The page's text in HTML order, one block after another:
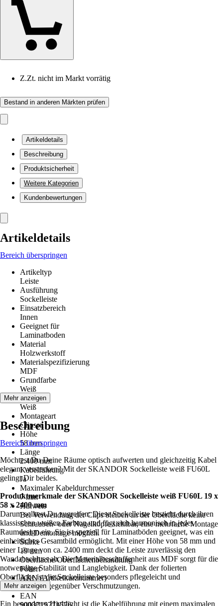
Z.Zt. nicht im Markt vorrätig
Bestand in anderen Märkten prüfen
Artikeldetails
Beschreibung
Produktsicherheit
Weitere Kategorien
Kundenbewertungen
Artikeldetails
Bereich überspringen
Artikeltyp
Leiste
Ausführung
Sockelleiste
Einsatzbereich
Innen
Geeignet für
Laminatboden
Material
Holzwerkstoff
Materialspezifizierung
MDF
Grundfarbe
Weiß
Farbton
Weiß
Montageart
Clipsen
Höhe
58 mm
Länge
2.400 mm
Kabelführung
Ja
Maximaler Kabeldurchmesser
7 mm
Hinweis
Bei Verwendung der Clips bleiben an der Oberfläche keine
Schrauben- oder Nagelköpfe sichtbar, eine mehrfache Montage
und Demontage möglich.
Stärke
19 mm
Oberfläche/Oberflächenbehandlung
Foliert
AKN (Artikelkurznummer)
T6TJ
EAN
Mehr anzeigen
Beschreibung
Bereich überspringen
Möchtest Du Deine Räume optisch aufwerten und gleichzeitig Kabel
elegant verstecken? Mit der SKANDOR Sockelleiste weiß FU60L
gelingt Dir beides.
Produktmerkmale der SKANDOR Sockelleiste weiß FU60L 19 x
58 x 2400 mm
Darum solltest Du zugreifen: Diese Sockelleiste besticht durch ihren
klassischen weißen Farbton und fügt sich harmonisch in jedes
Raumdesign ein. Sie ist speziell für Laminatböden geeignet, was ein
einheitliches Gesamtbild ermöglicht. Mit einer Höhe von 58 mm und
einer Länge von ca. 2400 mm deckt die Leiste zuverlässig den
Wandabschluss ab. Die Materialbeschaffenheit aus MDF sorgt für die
notwendige Stabilität und Langlebigkeit. Dank der folierten
Oberfläche ist die Sockelleiste besonders pflegeleicht und
unempfindlich gegenüber Verschmutzungen.
Ein besonderes Highlight ist die Kabelführung mit einem maximalen
Mehr anzeigen